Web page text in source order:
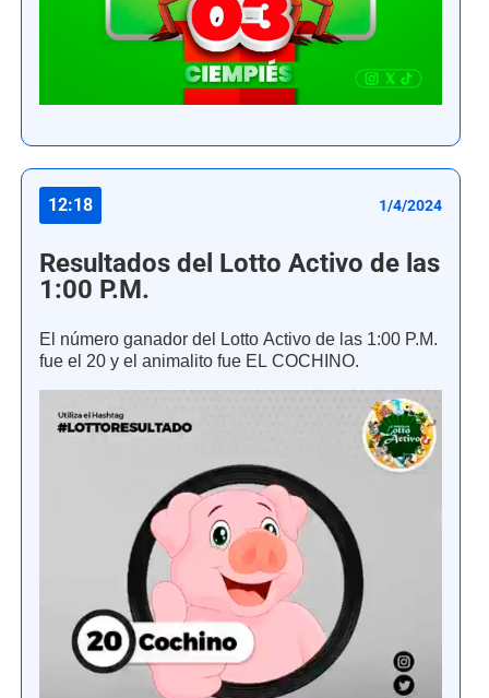
12:18 1/4/2024
Resultados del Lotto Activo de las
1:00 P.M.
El número ganador del Lotto Activo de las 1:00 P.M.
fue el 20 y el animalito fue EL COCHINO.